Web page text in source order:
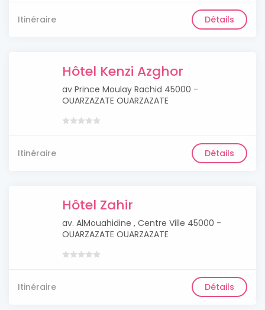
Itinéraire Détails
Hôtel Kenzi Azghor
av Prince Moulay Rachid 45000 -
OUARZAZATE OUARZAZATE
Itinéraire Détails
Hôtel Zahir
av. AlMouahidine , Centre Ville 45000 -
OUARZAZATE OUARZAZATE
Itinéraire Détails